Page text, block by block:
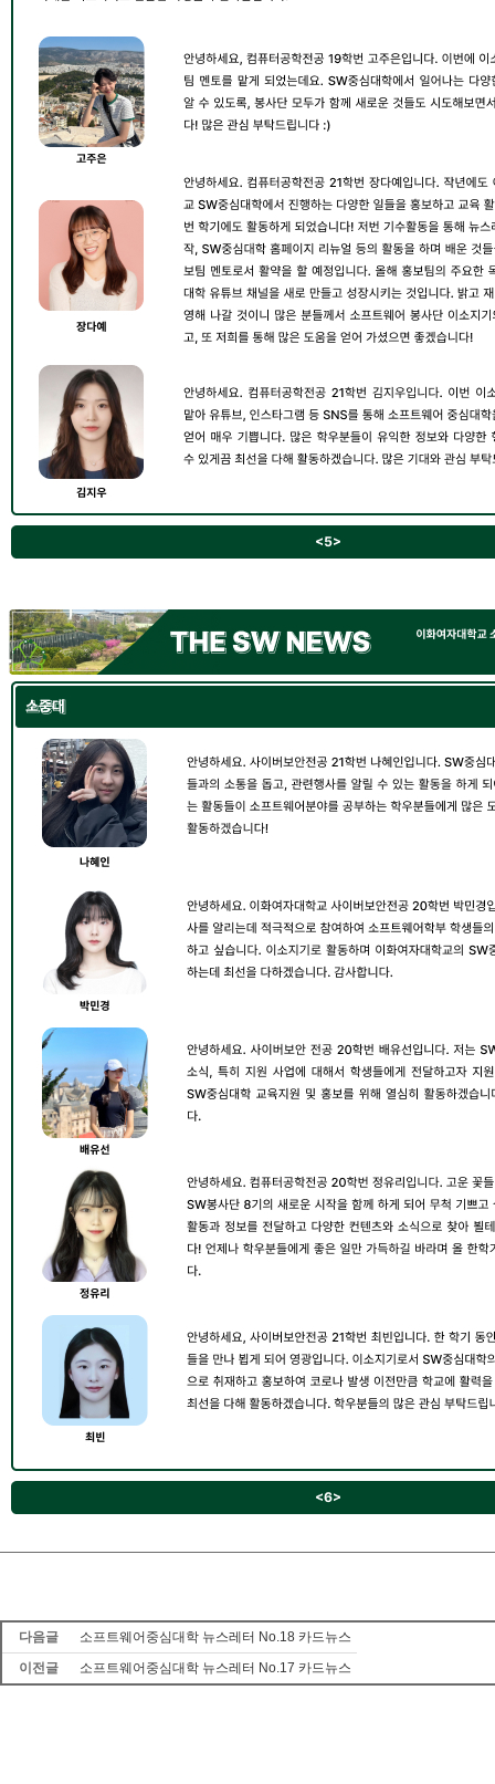
다음글
소프트웨어중심대학 뉴스레터 No.18 카드뉴스
이전글
소프트웨어중심대학 뉴스레터 No.17 카드뉴스